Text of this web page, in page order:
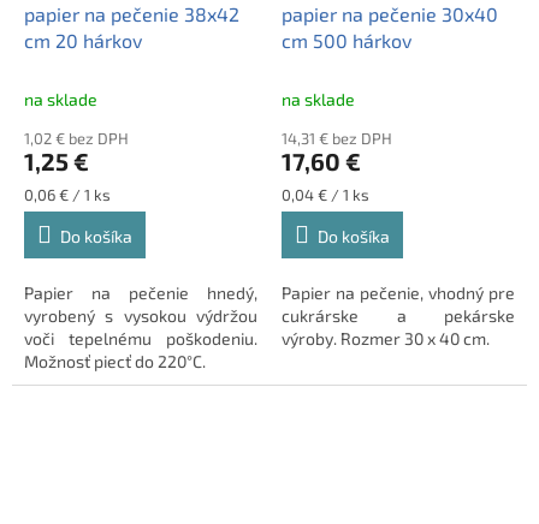
papier na pečenie 38x42
cm 20 hárkov
na sklade
1,02 € bez DPH
1,25 €
Jednotková
cena:
0,06 € / 1 ks
Do košíka
Papier na pečenie hnedý,
vyrobený s vysokou výdržou
voči tepelnému poškodeniu.
Možnosť piecť do 220°C.
papier na pečenie 30x40
cm 500 hárkov
na sklade
14,31 € bez DPH
17,60 €
Jednotková
cena:
0,04 € / 1 ks
Do košíka
Papier na pečenie, vhodný pre
cukrárske a pekárske
výroby. Rozmer 30 x 40 cm.